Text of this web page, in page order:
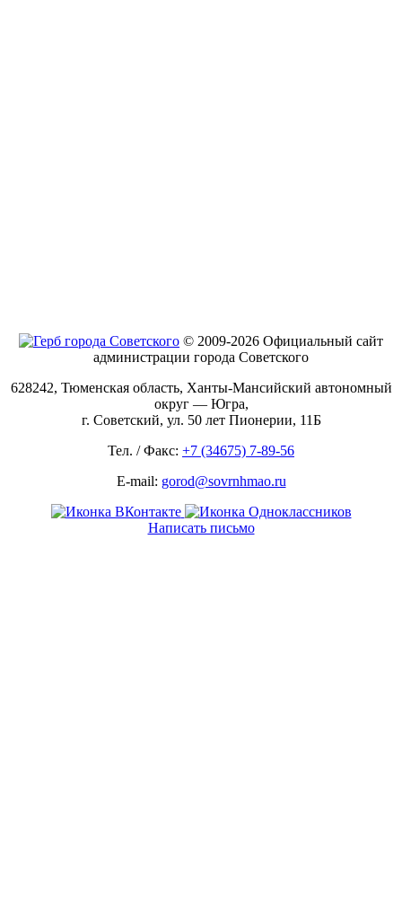
© 2009-2026 Официальный сайт
администрации города Советского
628242, Тюменская область, Ханты-Мансийский автономный
округ — Югра,
г. Советский, ул. 50 лет Пионерии, 11Б
Тел. / Факс: +7 (34675) 7-89-56
E-mail: gorod@sovrnhmao.ru
Написать письмо